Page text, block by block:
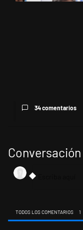
34 comentarios
Conversación
TODOS LOS COMENTARIOS 1